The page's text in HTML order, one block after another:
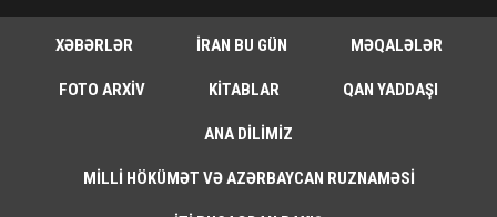
XƏBƏRLƏR İRAN BU GÜN MƏQALƏLƏR
FOTO ARXIV KITABLAR QAN YADDAŞI
ANA DILIMIZ
MILLI HÖKÜMƏT VƏ AZƏRBAYCAN RUZNAMƏSI